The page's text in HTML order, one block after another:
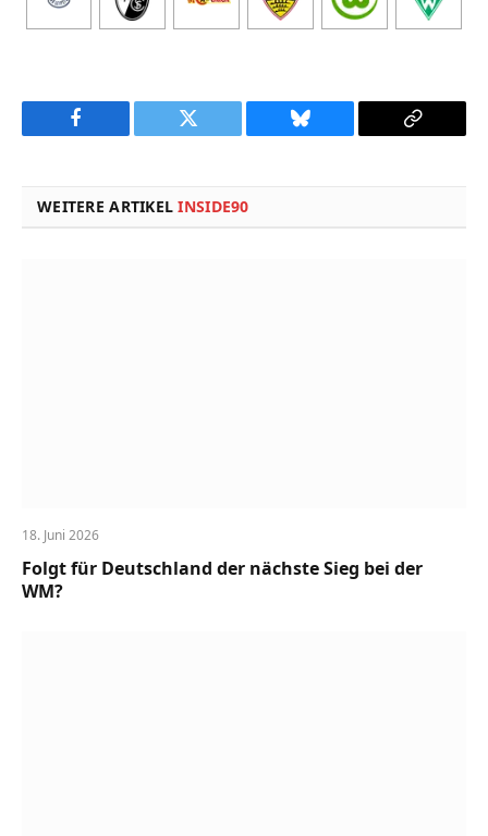
Facebook Twitter Bluesky
Copy
WEITERE ARTIKELINSIDE90
18. Juni 2026
Folgt für Deutschland der nächste Sieg bei der
WM?